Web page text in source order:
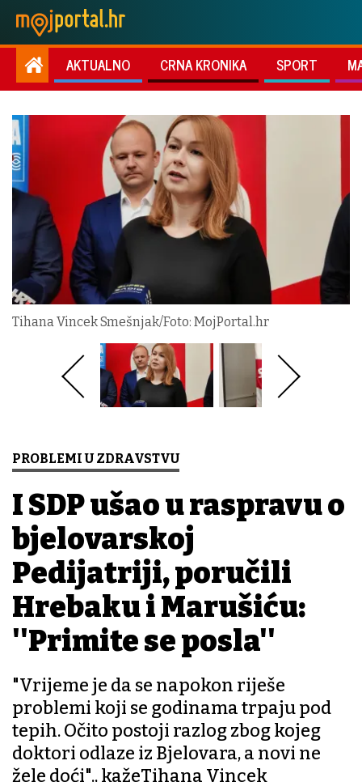
AKTUALNO CRNA KRONIKA SPORT
Tihana Vincek Smešnjak/Foto: MojPortal.hr
PROBLEMI U ZDRAVSTVU
I SDP ušao u raspravu o
bjelovarskoj
Pedijatriji, poručili
Hrebaku i Marušiću:
''Primite se posla''
"Vrijeme je da se napokon riješe
problemi koji se godinama trpaju pod
tepih. Očito postoji razlog zbog kojeg
doktori odlaze iz Bjelovara, a novi ne
žele doći"., kažeTihana Vincek